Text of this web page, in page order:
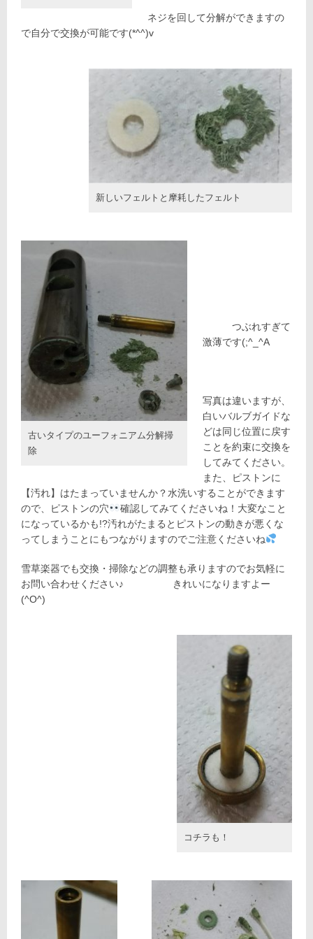
ネジを回して分解ができますの
で自分で交換が可能です(*^^)v
新しいフェルトと摩耗したフェルト
古いタイプのユーフォニアム分解掃
除
つぶれすぎて
激薄です(;^_^A
写真は違いますが、
白いバルブガイドな
どは同じ位置に戻す
ことを約束に交換を
してみてください。
また、ピストンに
【汚れ】はたまっていませんか？水洗いすることができます
ので、ピストンの穴
確認してみてくださいね！大変なこと
になっているかも!?汚れがたまるとピストンの動きが悪くな
ってしまうことにもつながりますのでご注意くださいね
雪草楽器でも交換・掃除などの調整も承りますのでお気軽に
お問い合わせください♪ きれいになりますよー
(^O^)
コチラも！